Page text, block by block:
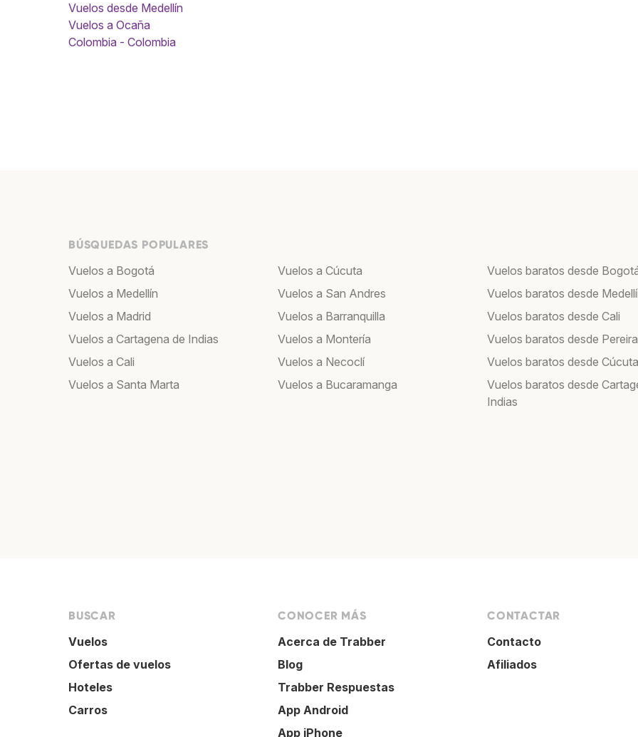
Vuelos desde Medellín
Vuelos a Ocaña
Colombia - Colombia
BÚSQUEDAS POPULARES
Vuelos a Bogotá
Vuelos a Medellín
Vuelos a Madrid
Vuelos a Cartagena de Indias
Vuelos a Cali
Vuelos a Santa Marta
Vuelos a Cúcuta
Vuelos a San Andres
Vuelos a Barranquilla
Vuelos a Montería
Vuelos a Necoclí
Vuelos a Bucaramanga
Vuelos baratos desde
Vuelos baratos desde
Vuelos baratos desde Cali
Vuelos baratos desde Pereira
Vuelos baratos desde Cúcuta
Vuelos baratos desde
Indias
BUSCAR
Vuelos
Ofertas de vuelos
Hoteles
Carros
CONOCER MÁS
Acerca de Trabber
Blog
Trabber Respuestas
App Android
App iPhone
CONTACTAR
Contacto
Afiliados